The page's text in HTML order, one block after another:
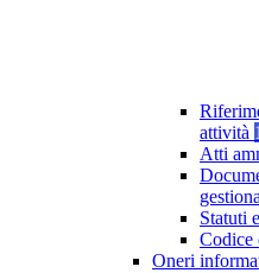
attività 1
Atti
Statuti
Codice
Oneri